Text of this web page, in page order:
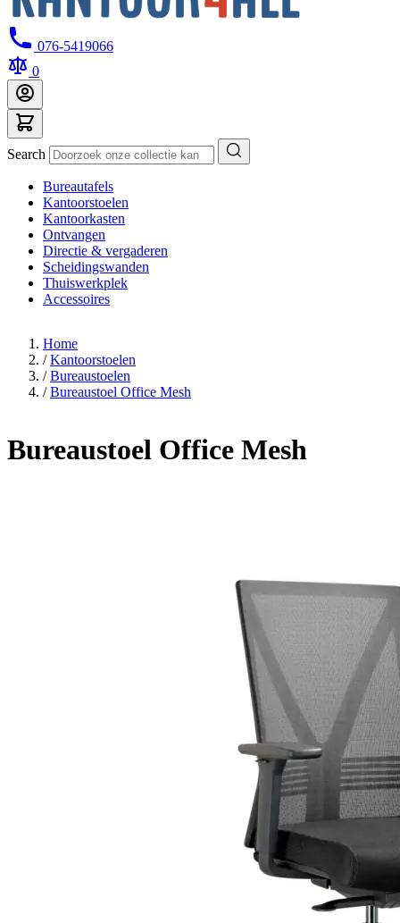
076-5419066
0
Search
Bureautafels
Kantoorstoelen
Kantoorkasten
Ontvangen
Directie & vergaderen
Scheidingswanden
Thuiswerkplek
Accessoires
Home
/ Kantoorstoelen
/ Bureaustoelen
/ Bureaustoel Office Mesh
Bureaustoel Office Mesh